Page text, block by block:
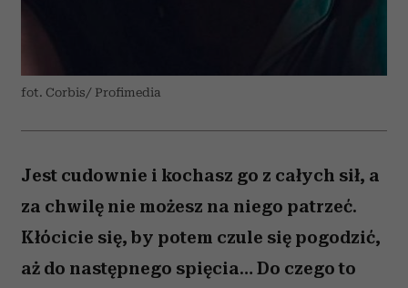
fot. Corbis/ Profimedia
Jest cudownie i kochasz go z całych sił, a
za chwilę nie możesz na niego patrzeć.
Kłócicie się, by potem czule się pogodzić,
aż do następnego spięcia… Do czego to